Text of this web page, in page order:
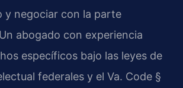
y negociar con la parte
abogado con experiencia
específicos bajo las leyes de
federales y el Va. Code §